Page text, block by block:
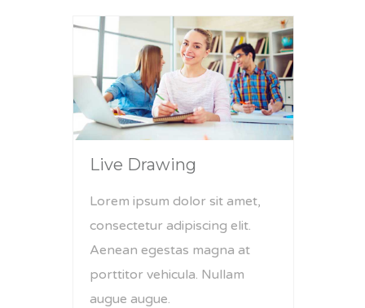
Live Drawing
Lorem ipsum dolor sit amet,
consectetur adipiscing elit.
Aenean egestas magna at
porttitor vehicula. Nullam
augue augue.